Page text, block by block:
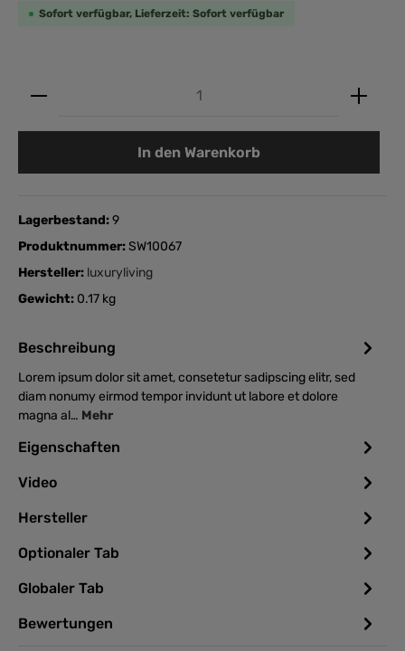
Sofort verfügbar, Lieferzeit: Sofort verfügbar
In den Warenkorb
Lagerbestand:9
Produktnummer:SW10067
Hersteller: luxuryliving
Gewicht: 0.17 kg
Beschreibung
Lorem ipsum dolor sit amet, consetetur sadipscing elitr, sed
diam nonumy eirmod tempor invidunt ut labore et dolore
magna al… Mehr
Eigenschaften
Video
Hersteller
Optionaler Tab
Globaler Tab
Bewertungen